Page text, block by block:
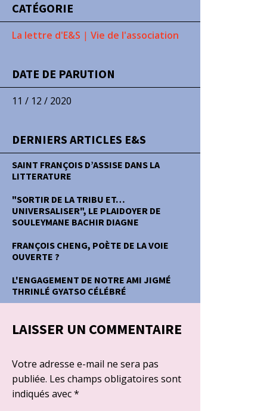
CATÉGORIE
La lettre d'E&S | Vie de l'association
DATE DE PARUTION
11 / 12 / 2020
DERNIERS ARTICLES E&S
SAINT FRANÇOIS D’ASSISE DANS LA
LITTERATURE
"SORTIR DE LA TRIBU ET…
UNIVERSALISER", LE PLAIDOYER DE
SOULEYMANE BACHIR DIAGNE
FRANÇOIS CHENG, POÈTE DE LA VOIE
OUVERTE ?
L'ENGAGEMENT DE NOTRE AMI JIGMÉ
THRINLÉ GYATSO CÉLÉBRÉ
LAISSER UN COMMENTAIRE
Votre adresse e-mail ne sera pas
publiée. Les champs obligatoires sont
indiqués avec*